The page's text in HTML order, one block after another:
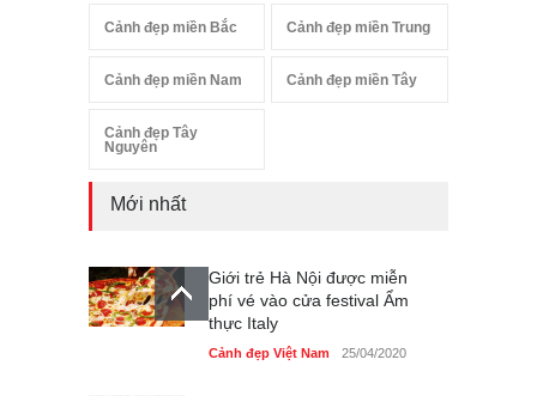
Cảnh đẹp miền Bắc Cảnh đẹp miền Trung
Cảnh đẹp miền Nam Cảnh đẹp miền Tây
Cảnh đẹp Tây
Nguyên
Mới nhất
Giới trẻ Hà Nội được miễn
phí vé vào cửa festival Ẩm
thực Italy
Cảnh đẹp Việt Nam 25/04/2020